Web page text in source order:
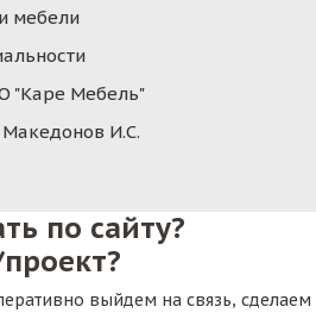
мебели
"Каре Мебель"
И.С.
по сайту?
выйдем на связь, сделаем